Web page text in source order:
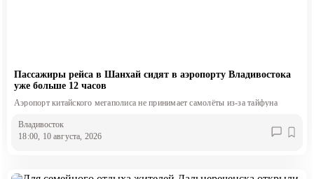
Пассажиры рейса в Шанхай сидят в аэропорту Владивостока
уже больше 12 часов
Аэропорт китайского мегаполиса не принимает самолёты из-за тайфуна
Владивосток
18:00, 10 августа, 2026